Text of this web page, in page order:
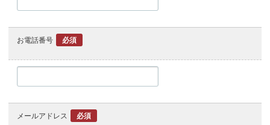
お電話番号 必須
メールアドレス 必須